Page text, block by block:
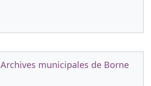
Archives municipales de Borne